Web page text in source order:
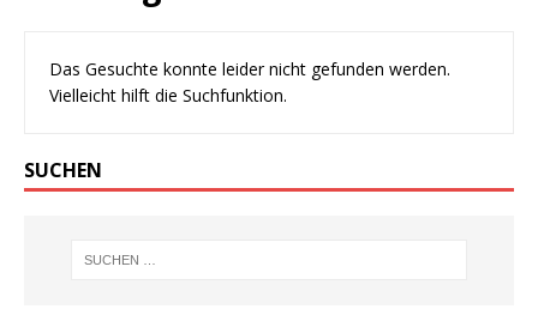
Das Gesuchte konnte leider nicht gefunden werden.
Vielleicht hilft die Suchfunktion.
SUCHEN